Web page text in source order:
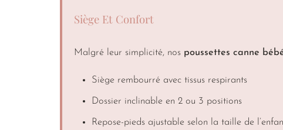
Siège Et Confort
Malgré leur simplicité, nos poussettes canne
Siège rembourré avec tissus respirants
Dossier inclinable en 2 ou 3 positions
Repose-pieds ajustable selon la taille de